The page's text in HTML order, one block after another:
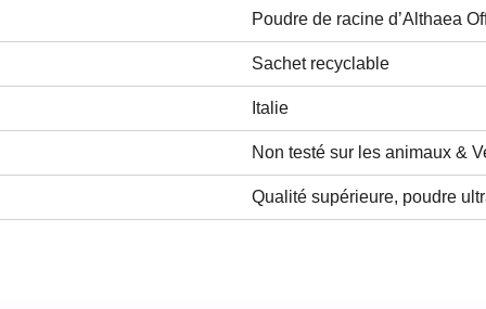
Poudre de racine d’Althaea
Sachet recyclable
Italie
Non testé sur les animaux &
Qualité supérieure, poudre